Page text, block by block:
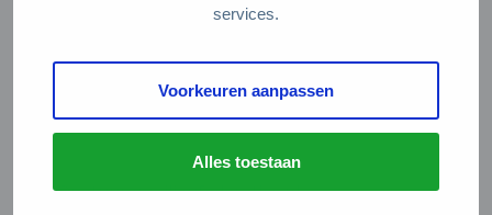
services.
Voorkeuren aanpassen
Alles toestaan
De Natuur en Milieufederaties
Arthur van Schendelstraat 600
info@natuurenmilieufederaties.nl